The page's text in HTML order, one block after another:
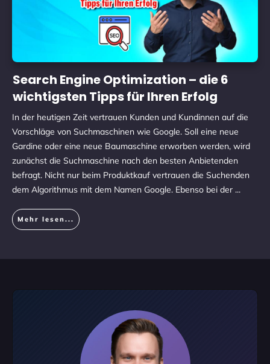
Search Engine Optimization – die 6
wichtigsten Tipps für Ihren Erfolg
In der heutigen Zeit vertrauen Kunden und Kundinnen auf die
Vorschläge von Suchmaschinen wie Google. Soll eine neue
Gardine oder eine neue Baumaschine erworben werden, wird
zunächst die Suchmaschine nach den besten Anbietenden
befragt. Nicht nur beim Produktkauf vertrauen die Suchenden
dem Algorithmus mit dem Namen Google. Ebenso bei der ...
Mehr lesen...